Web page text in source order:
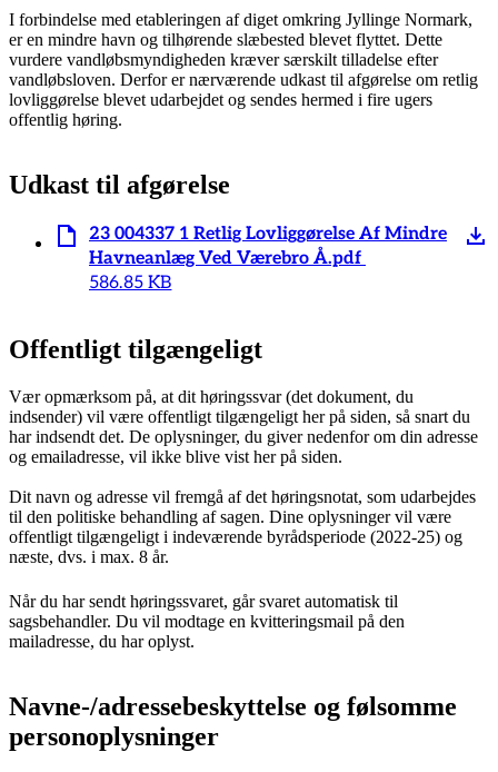
I forbindelse med etableringen af diget omkring Jyllinge Normark,
er en mindre havn og tilhørende slæbested blevet flyttet. Dette
vurdere vandløbsmyndigheden kræver særskilt tilladelse efter
vandløbsloven. Derfor er nærværende udkast til afgørelse om retlig
lovliggørelse blevet udarbejdet og sendes hermed i fire ugers
offentlig høring.
Udkast til afgørelse
23 004337 1 Retlig Lovliggørelse Af Mindre
Havneanlæg Ved Værebro Å.pdf
586.85 KB
Offentligt tilgængeligt
Vær opmærksom på, at dit høringssvar (det dokument, du
indsender) vil være offentligt tilgængeligt her på siden, så snart du
har indsendt det. De oplysninger, du giver nedenfor om din adresse
og emailadresse, vil ikke blive vist her på siden.
Dit navn og adresse vil fremgå af det høringsnotat, som udarbejdes
til den politiske behandling af sagen. Dine oplysninger vil være
offentligt tilgængeligt i indeværende byrådsperiode (2022-25) og
næste, dvs. i max. 8 år.
Når du har sendt høringssvaret, går svaret automatisk til
sagsbehandler. Du vil modtage en kvitteringsmail på den
mailadresse, du har oplyst.
Navne-/adressebeskyttelse og følsomme
personoplysninger